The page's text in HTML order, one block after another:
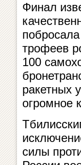
Финал
трофеев
100
ракетных
огромное
силы